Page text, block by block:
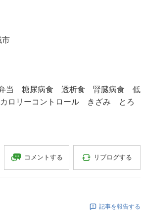
市
当 糖尿病食 透析食 腎臓病食 低
リーコントロール きざみ とろ
コメントする リブログする
記事を報告する